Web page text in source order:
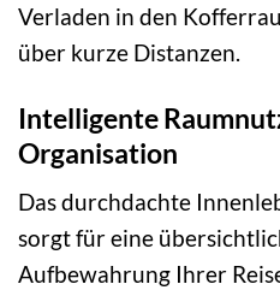
Verladen in den
über kurze Distanzen.
Intelligente
Organisation
Das durchdachte
sorgt für eine
Aufbewahrung Ihrer